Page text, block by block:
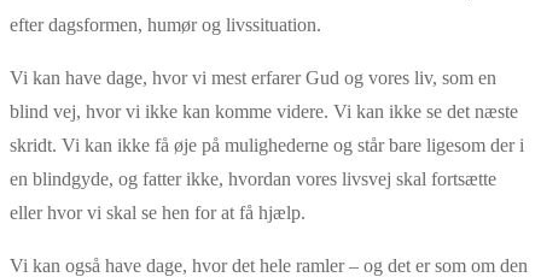
efter dagsformen, humør og livssituation.
Vi kan have dage, hvor vi mest erfarer Gud og vores liv, som en
blind vej, hvor vi ikke kan komme videre. Vi kan ikke se det næste
skridt. Vi kan ikke få øje på mulighederne og står bare ligesom der i
en blindgyde, og fatter ikke, hvordan vores livsvej skal fortsætte
eller hvor vi skal se hen for at få hjælp.
Vi kan også have dage, hvor det hele ramler – og det er som om den